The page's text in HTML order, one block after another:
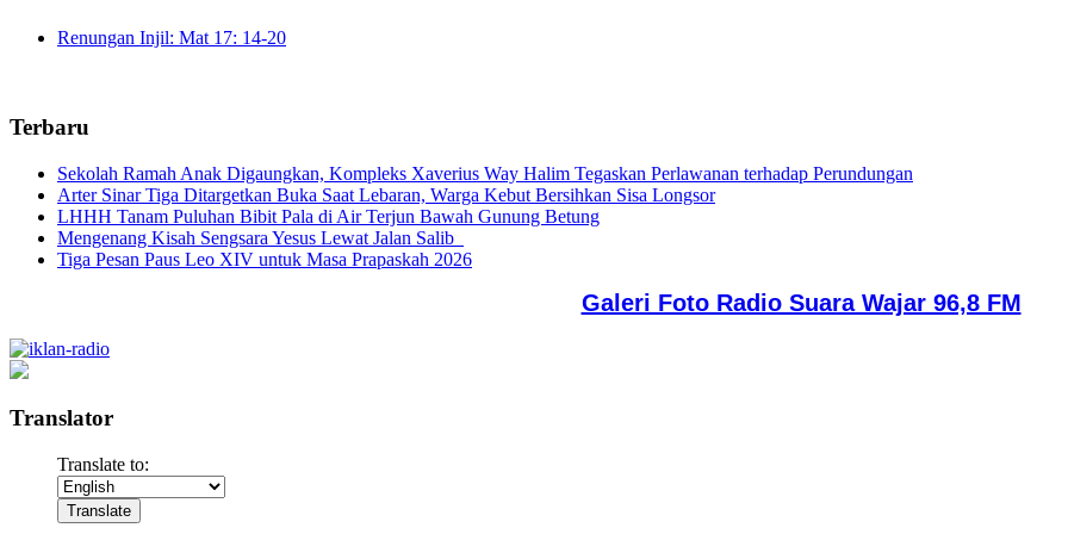
Renungan Injil: Mat 17: 14-20
Terbaru
Sekolah Ramah Anak Digaungkan, Kompleks Xaverius Way Halim Tegaskan Perlawanan terhadap Perundungan
Arter Sinar Tiga Ditargetkan Buka Saat Lebaran, Warga Kebut Bersihkan Sisa Longsor
LHHH Tanam Puluhan Bibit Pala di Air Terjun Bawah Gunung Betung
Mengenang Kisah Sengsara Yesus Lewat Jalan Salib
Tiga Pesan Paus Leo XIV untuk Masa Prapaskah 2026
Galeri Foto Radio Suara Wajar 96,8 FM
Translator
Translate to: